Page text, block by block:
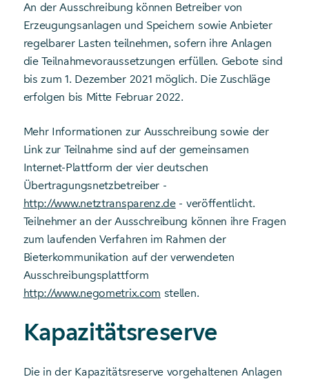
An der Ausschreibung können Betreiber von
Erzeugungsanlagen und Speichern sowie Anbieter
regelbarer Lasten teilnehmen, sofern ihre Anlagen
die Teilnahmevoraussetzungen erfüllen. Gebote sind
bis zum 1. Dezember 2021 möglich. Die Zuschläge
erfolgen bis Mitte Februar 2022.
Mehr Informationen zur Ausschreibung sowie der
Link zur Teilnahme sind auf der gemeinsamen
Internet-Plattform der vier deutschen
Übertragungsnetzbetreiber -
http://www.netztransparenz.de- veröffentlicht.
Teilnehmer an der Ausschreibung können ihre Fragen
zum laufenden Verfahren im Rahmen der
Bieterkommunikation auf der verwendeten
Ausschreibungsplattform
http://www.negometrix.com stellen.
Kapazitätsreserve
Die in der Kapazitätsreserve vorgehaltenen Anlagen